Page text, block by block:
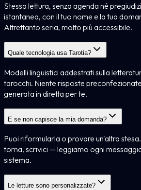
Stessa lettura, senza agenda né
istantanea, con il tuo nome e la tua
Altrettanto seria, molto più accessibile.
Quale tecnologia usa Tarotia?
Modelli linguistici addestrati sulla
tarocchi. Niente risposte
generata in diretta per te.
E se non capisce la mia domanda?
Puoi riformularla o provare un'altra
torna, scrivici — leggiamo ogni
sistema.
Le letture sono personalizzate?